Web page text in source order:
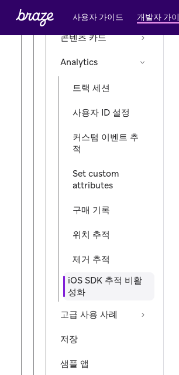
사용자 가이드 개발자 가
앱 내 메시징
콘텐츠 카드
Analytics
트랙 세션
사용자 ID 설정
커스텀 이벤트 추
적
Set custom
attributes
구매 기록
위치 추적
제거 추적
iOS SDK 추적 비활
성화
고급 사용 사례
저장
샘플 앱